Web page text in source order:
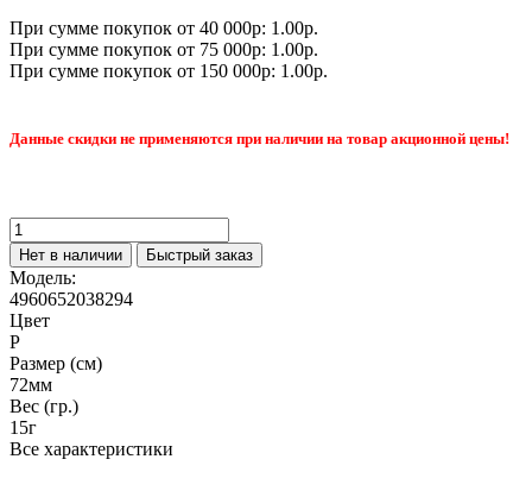
При сумме покупок от 40 000р: 1.00р.
При сумме покупок от 75 000р: 1.00р.
При сумме покупок от 150 000р: 1.00р.
Данные скидки не применяются при наличии на товар акционной цены!
Нет в наличии Быстрый заказ
Модель:
4960652038294
Цвет
P
Размер (см)
72мм
Вес (гр.)
15г
Все характеристики